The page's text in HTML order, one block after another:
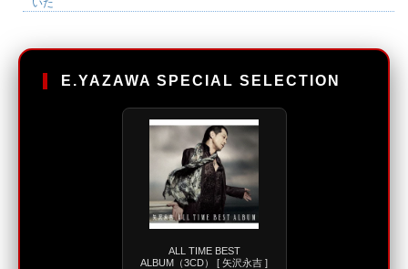
いた
E.YAZAWA SPECIAL SELECTION
ALL TIME BEST
ALBUM（3CD） [ 矢沢永吉 ]